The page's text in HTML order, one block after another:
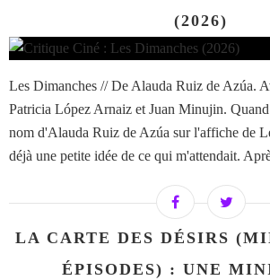
(2026)
Les Dimanches // De Alauda Ruiz de Azúa.
Patricia López Arnaiz et Juan Minujin.
nom d'Alauda Ruiz de Azúa sur l'affiche de
déjà une petite idée de ce qui m'attendait.
LA CARTE DES DÉSIRS
ÉPISODES) : UNE